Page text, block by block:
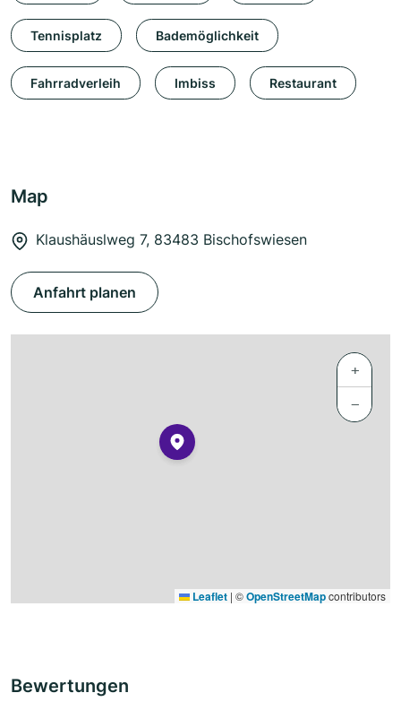
Tennisplatz Bademöglichkeit
Fahrradverleih Imbiss Restaurant
Map
Klaushäuslweg 7, 83483 Bischofswiesen
Anfahrt planen
+
−
Leaflet | ©OpenStreetMapcontributors
Bewertungen